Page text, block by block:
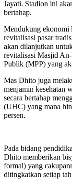
Jayati. Stadion ini
bertahap.
Mendukung ekonomi
revitalisasi pasar
akan dilanjutkan
revitalisasi Masjid
Publik (MPP) yang
Mas Dhito juga
menjamin kesehatan
secara bertahap
(UHC) yang mana
persen.
Pada bidang
Dhito memberikan
formal) yang
ditingkatkan setiap